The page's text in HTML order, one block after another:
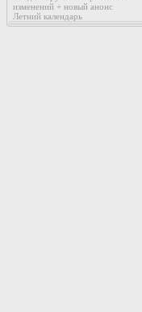
изменений + новый анонс
Летний календарь